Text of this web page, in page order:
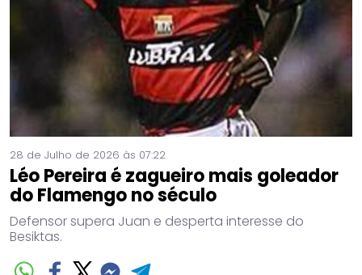
28 de Julho de 2026 às 07:22
Léo Pereira é zagueiro mais goleador
do Flamengo no século
Defensor supera Juan e desperta interesse do
Besiktas.